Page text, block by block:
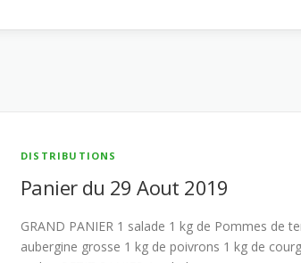
DISTRIBUTIONS
Panier du 29 Aout 2019
GRAND PANIER 1 salade 1 kg de Pommes de
aubergine grosse 1 kg de poivrons 1 kg de